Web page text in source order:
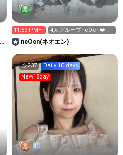
11:53 PM〜
4人グループneOen❤️🩵
💛🩷今日の担当ピンク！
neOen(ネオエン)
237
Daily 10 days
New18day